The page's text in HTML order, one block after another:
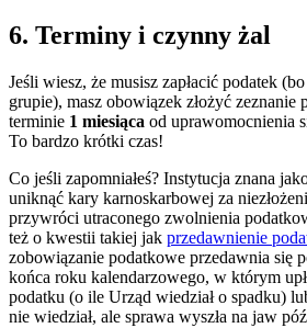
6. Terminy i czynny żal
Jeśli wiesz, że musisz zapłacić podatek
grupie), masz obowiązek złożyć zeznanie
terminie 1 miesiąca od uprawomocnienia
To bardzo krótki czas!
Co jeśli zapomniałeś? Instytucja znana
uniknąć kary karnoskarbowej za
przywróci utraconego zwolnienia
też o kwestii takiej jak przedawnienie
zobowiązanie podatkowe przedawnia się
końca roku kalendarzowego, w którym
podatku (o ile Urząd wiedział o spadku)
nie wiedział, ale sprawa wyszła na jaw